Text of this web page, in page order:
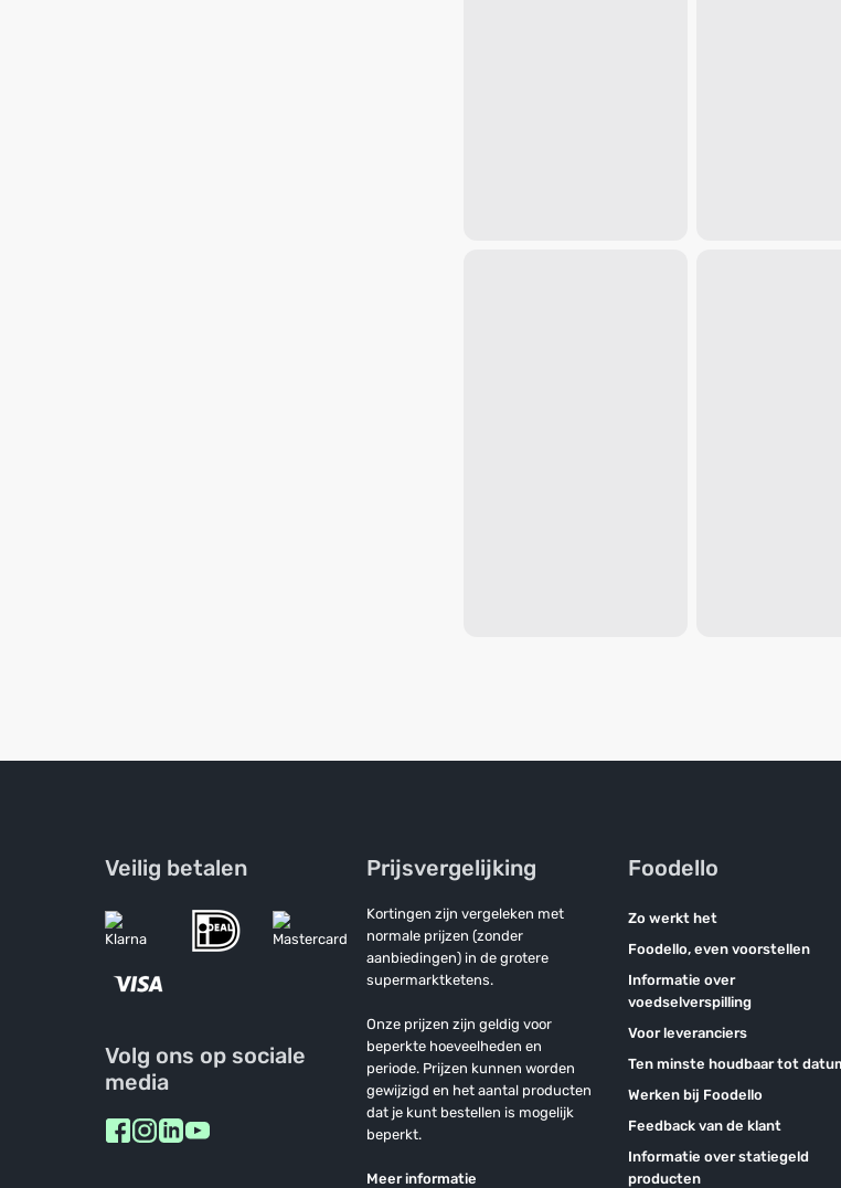
Veilig betalen
Volg ons op sociale
media
Prijsvergelijking
Kortingen zijn vergeleken met
normale prijzen (zonder
aanbiedingen) in de grotere
supermarktketens.
Onze prijzen zijn geldig voor
beperkte hoeveelheden en
periode. Prijzen kunnen worden
gewijzigd en het aantal producten
dat je kunt bestellen is mogelijk
beperkt.
Meer informatie
Foodello
Zo werkt het
Foodello, even voorstellen
Informatie over
voedselverspilling
Voor leveranciers
Ten minste houdbaar tot
Werken bij Foodello
Feedback van de klant
Informatie over statiegeld
producten